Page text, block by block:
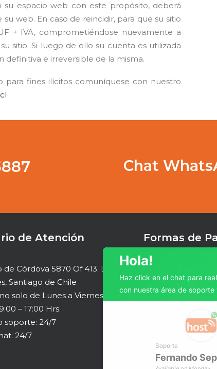
su espacio web con este propósito, deberá
web. En caso de reincidir, para que su sitio
+ IVA, comprometiéndose nuevamente a
sitio. Si luego de ello su cuenta es utilizada
e irreversible de la misma.
para fines ilícitos comuníquese con nuestro
Chat
de Atención
de Córdova 5870 Of 413. Las
Santiago de Chile
solo de Lunes a Viernes
– 17:00 Hrs.
soporte: 24/7
24/7
Formas de
Condiciones
Políticas de
Condiciones de
Hola!
Haz click en el chat para
con nuestra área de
Soporte
Fernando